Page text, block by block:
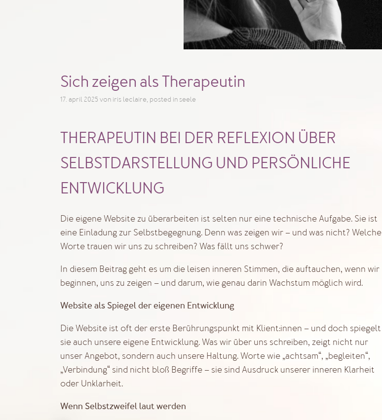
Sich zeigen als Therapeutin
17. april 2025 von iris leclaire , posted in seele
THERAPEUTIN BEI DER REFLEXION ÜBER
SELBSTDARSTELLUNG UND PERSÖNLICHE
ENTWICKLUNG
Die eigene Website zu überarbeiten ist selten nur eine technische Aufgabe. Sie ist
eine Einladung zur Selbstbegegnung. Denn was zeigen wir – und was nicht? Welche
Worte trauen wir uns zu schreiben? Was fällt uns schwer?
In diesem Beitrag geht es um die leisen inneren Stimmen, die auftauchen, wenn wir
beginnen, uns zu zeigen – und darum, wie genau darin Wachstum möglich wird.
Website als Spiegel der eigenen Entwicklung
Die Website ist oft der erste Berührungspunkt mit Klient:innen – und doch spiegelt
sie auch unsere eigene Entwicklung. Was wir über uns schreiben, zeigt nicht nur
unser Angebot, sondern auch unsere Haltung. Worte wie „achtsam“, „begleiten“,
„Verbindung“ sind nicht bloß Begriffe – sie sind Ausdruck unserer inneren Klarheit
oder Unklarheit.
Wenn Selbstzweifel laut werden